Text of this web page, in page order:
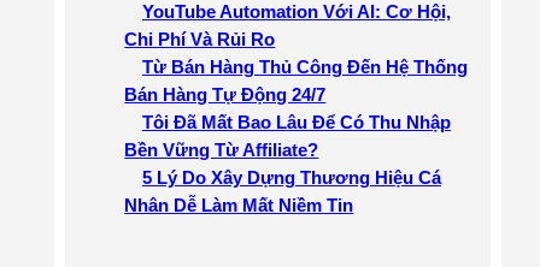
YouTube Automation Với AI: Cơ Hội,
Chi Phí Và Rủi Ro
Từ Bán Hàng Thủ Công Đến Hệ Thống
Bán Hàng Tự Động 24/7
Tôi Đã Mất Bao Lâu Để Có Thu Nhập
Bền Vững Từ Affiliate?
5 Lý Do Xây Dựng Thương Hiệu Cá
Nhân Dễ Làm Mất Niềm Tin